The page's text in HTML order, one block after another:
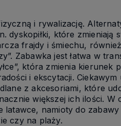
i rywalizację.
dyskopiłki, które zmieniają
frajdy i śmiechu,
Zabawka jest łatwa w
która zmienia kierunek
i ekscytacji. Ciekawym
z akcesoriami, które
większej ich ilości. W
namioty do
czy na plaży.